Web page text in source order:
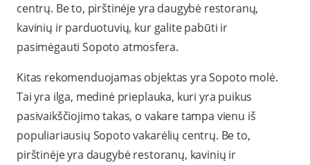
centrų. Be to, pirštinėje yra daugybė restoranų,
kavinių ir parduotuvių, kur galite pabūti ir
pasimėgauti Sopoto atmosfera.
Kitas rekomenduojamas objektas yra Sopoto molė.
Tai yra ilga, medinė prieplauka, kuri yra puikus
pasivaikščiojimo takas, o vakare tampa vienu iš
populiariausių Sopoto vakarėlių centrų. Be to,
pirštinėje yra daugybė restoranų, kavinių ir